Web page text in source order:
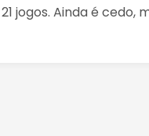
jogos. Ainda é cedo,